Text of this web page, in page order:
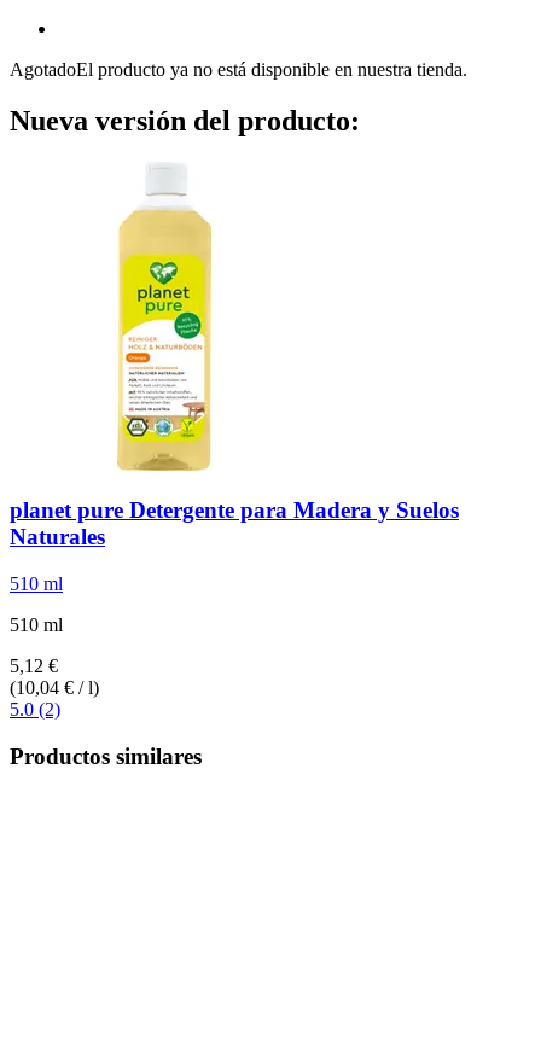
AgotadoEl producto ya no está disponible en nuestra tienda.
Nueva versión del producto:
planet pure Detergente para Madera y Suelos
Naturales
510 ml
510 ml
5,12 €
(10,04 € / l)
5.0 (2)
Productos similares